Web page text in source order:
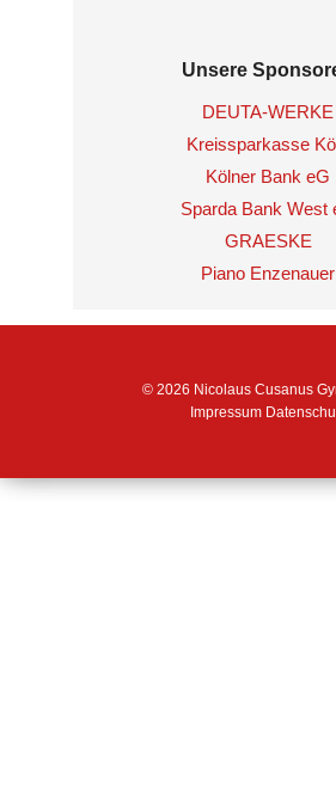
Unsere
DEUTA-WERKE
Kreissparkasse
Kölner Bank eG
Sparda Bank West
GRAESKE
Piano Enzenauer
© 2026 Nicolaus Cusanus
Impressum